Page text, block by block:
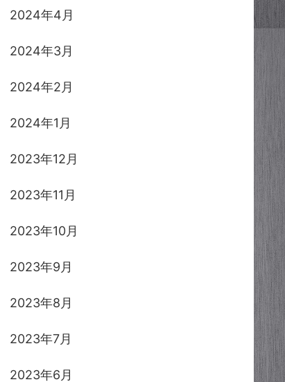
2024年4月
2024年3月
2024年2月
2024年1月
2023年12月
2023年11月
2023年10月
2023年9月
2023年8月
2023年7月
2023年6月